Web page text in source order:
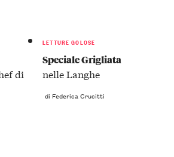
di
LETTURE GOLOSE
Speciale Grigliata
nelle Langhe
di Federica Crucitti